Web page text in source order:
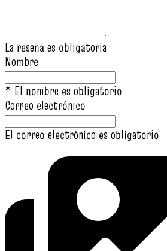
La reseña es obligatoria
Nombre
* El nombre es obligatorio
Correo electrónico
El correo electrónico es obligatorio